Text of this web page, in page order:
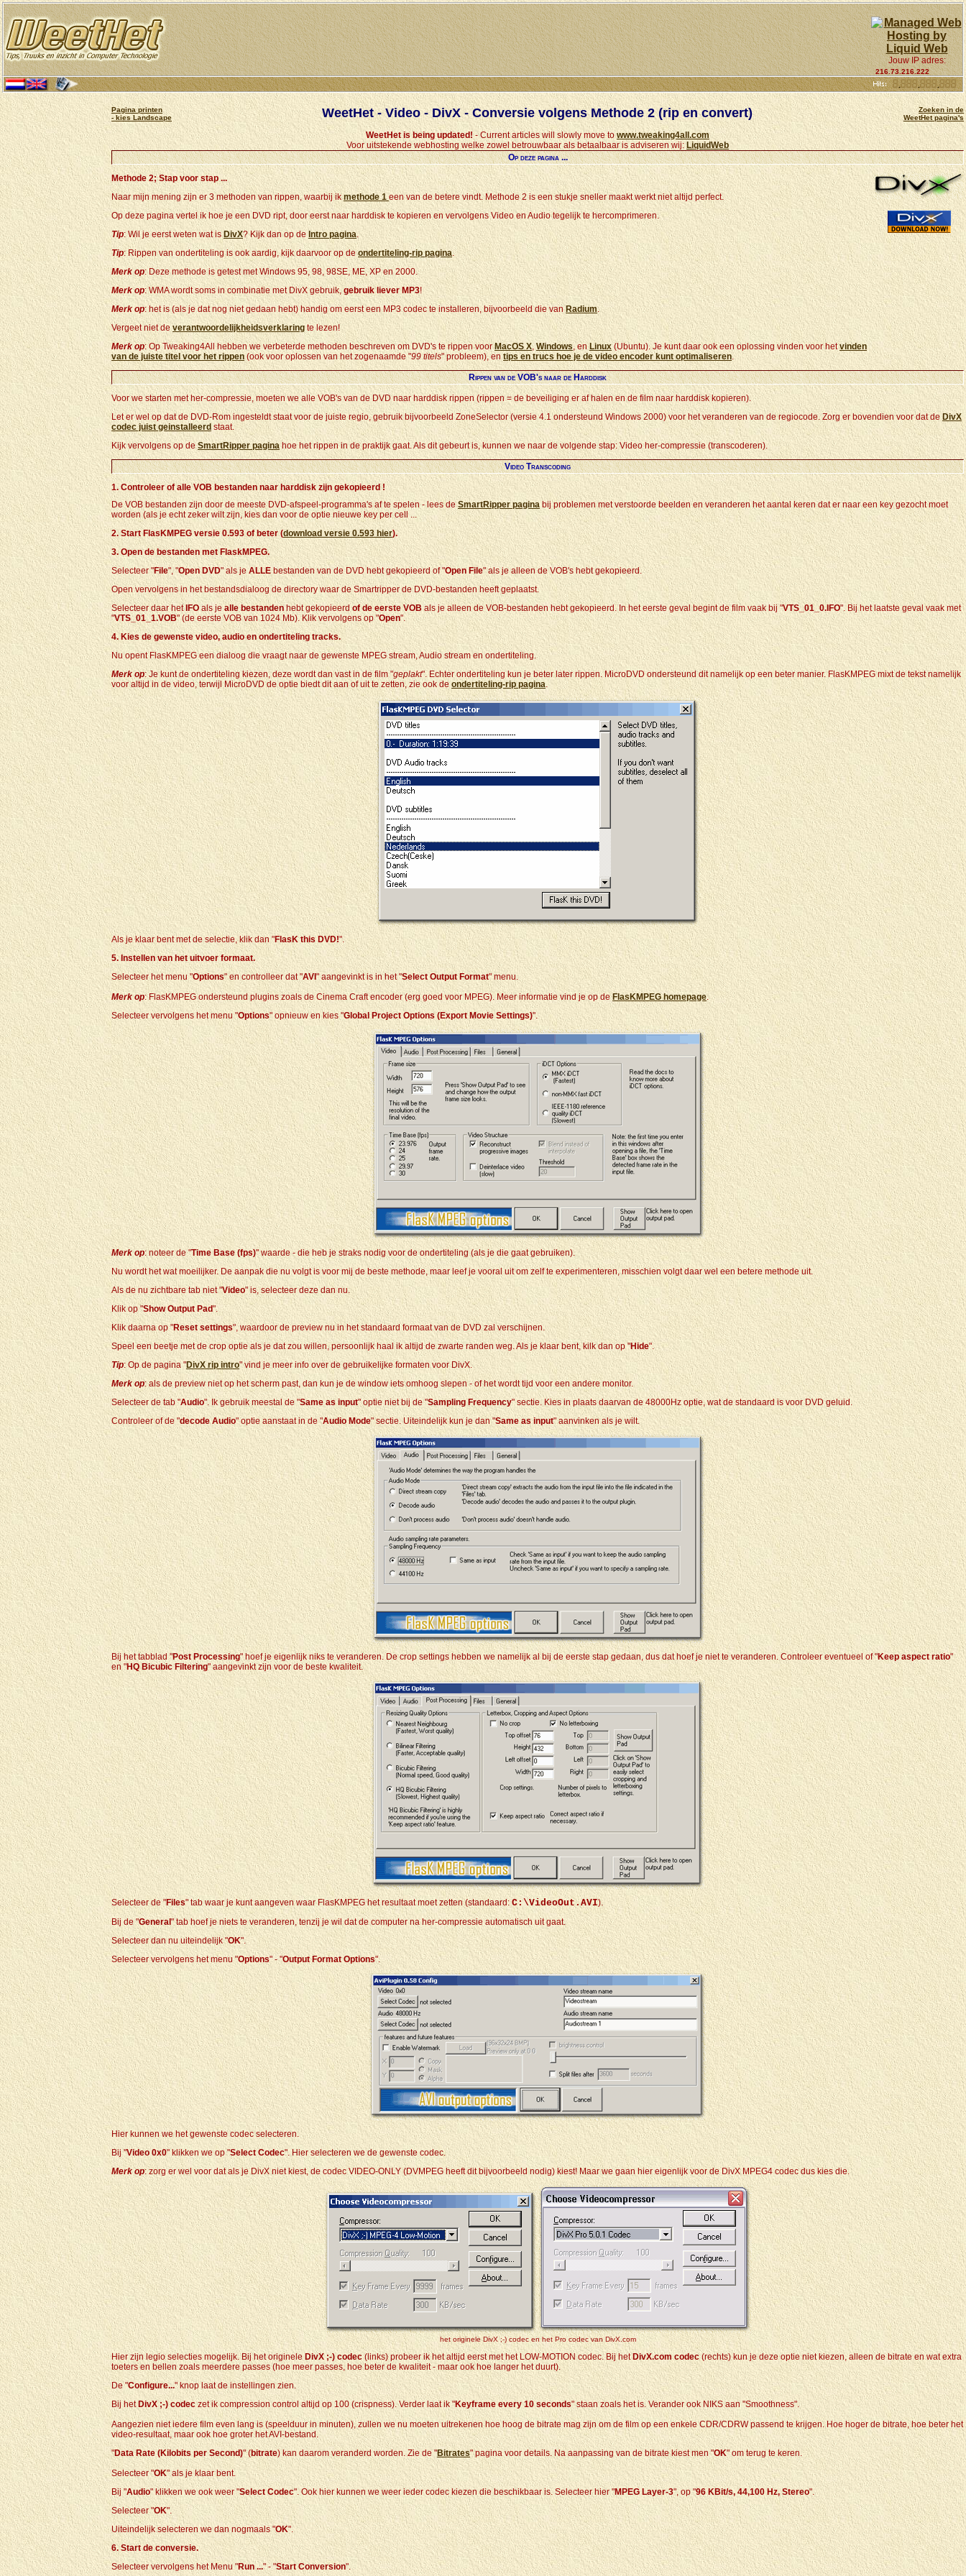
Jouw IP adres:
216.73.216.222
Pagina printen
- kies Landscape
WeetHet - Video - DivX - Conversie volgens Methode 2 (rip en convert)
Zoeken in de
WeetHet pagina's
WeetHet is being updated! - Current articles will slowly move towww.tweaking4all.com
Voor uitstekende webhosting welke zowel betrouwbaar als betaalbaar is adviseren wij: LiquidWeb
Op deze pagina ...
Methode 2; Stap voor stap ...
Naar mijn mening zijn er 3 methoden van rippen, waarbij ikmethode 1een van de betere vindt. Methode 2 is een stukje sneller maakt werkt niet altijd perfect.
Op deze pagina vertel ik hoe je een DVD ript, door eerst naar harddisk te kopieren en vervolgens Video en Audio tegelijk te hercomprimeren.
Tip: Wil je eerst weten wat isDivX? Kijk dan op de Intro pagina.
Tip: Rippen van ondertiteling is ook aardig, kijk daarvoor op deondertiteling-rip pagina.
Merk op: Deze methode is getest met Windows 95, 98, 98SE, ME, XP en 2000.
Merk op: WMA wordt soms in combinatie met DivX gebruik,gebruik liever MP3!
Merk op: het is (als je dat nog niet gedaan hebt) handig om eerst een MP3 codec te installeren, bijvoorbeeld die van Radium.
Vergeet niet deverantwoordelijkheidsverklaringte lezen!
Merk op: Op Tweaking4All hebben we verbeterde methoden beschreven om DVD's te rippen voorMacOS X, Windows, en Linux(Ubuntu). Je kunt daar ook een oplossing vinden voor hetvinden
van de juiste titel voor het rippen(ook voor oplossen van het zogenaamde "99 titels" probleem), entips en trucs hoe je de video encoder kunt optimaliseren.
Rippen van de VOB's naar de Harddisk
Voor we starten met her-compressie, moeten we alle VOB's van de DVD naar harddisk rippen (rippen = de beveiliging er af halen en de film naar harddisk kopieren).
Let er wel op dat de DVD-Rom ingesteldt staat voor de juiste regio, gebruik bijvoorbeeld ZoneSelector (versie 4.1 ondersteund Windows 2000) voor het veranderen van de regiocode. Zorg er bovendien voor dat de DivX
codec juist geinstalleerd staat.
Kijk vervolgens op deSmartRipper paginahoe het rippen in de praktijk gaat. Als dit gebeurt is, kunnen we naar de volgende stap: Video her-compressie (transcoderen).
Video Transcoding
1. Controleer of alle VOB bestanden naar harddisk zijn gekopieerd !
De VOB bestanden zijn door de meeste DVD-afspeel-programma's af te spelen - lees deSmartRipper paginabij problemen met verstoorde beelden en veranderen het aantal keren dat er naar een key gezocht moet
worden (als je echt zeker wilt zijn, kies dan voor de optie nieuwe key per cell ...
2. Start FlasKMPEG versie 0.593 of beter (download versie 0.593 hier).
3. Open de bestanden met FlaskMPEG.
Selecteer "File", "Open DVD" als je ALLEbestanden van de DVD hebt gekopieerd of "Open File" als je alleen de VOB's hebt gekopieerd.
Open vervolgens in het bestandsdialoog de directory waar de Smartripper de DVD-bestanden heeft geplaatst.
Selecteer daar het IFO als je alle bestandenhebt gekopieerdof de eerste VOB als je alleen de VOB-bestanden hebt gekopieerd. In het eerste geval begint de film vaak bij "VTS_01_0.IFO". Bij het laatste geval vaak met
"VTS_01_1.VOB" (de eerste VOB van 1024 Mb). Klik vervolgens op "Open".
4. Kies de gewenste video, audio en ondertiteling tracks.
Nu opent FlasKMPEG een dialoog die vraagt naar de gewenste MPEG stream, Audio stream en ondertiteling.
Merk op: Je kunt de ondertiteling kiezen, deze wordt dan vast in de film "geplakt". Echter ondertiteling kun je beter later rippen. MicroDVD ondersteund dit namelijk op een beter manier. FlasKMPEG mixt de tekst namelijk
voor altijd in de video, terwijl MicroDVD de optie biedt dit aan of uit te zetten, zie ook deondertiteling-rip pagina.
Als je klaar bent met de selectie, klik dan "FlasK this DVD!".
5. Instellen van het uitvoer formaat.
Selecteer het menu "Options" en controlleer dat "AVI " aangevinkt is in het "Select Output Format" menu.
Merk op: FlasKMPEG ondersteund plugins zoals de Cinema Craft encoder (erg goed voor MPEG). Meer informatie vind je op deFlasKMPEG homepage.
Selecteer vervolgens het menu "Options" opnieuw en kies "Global Project Options (Export Movie Settings)".
Merk op: noteer de "Time Base (fps)" waarde - die heb je straks nodig voor de ondertiteling (als je die gaat gebruiken).
Nu wordt het wat moeilijker. De aanpak die nu volgt is voor mij de beste methode, maar leef je vooral uit om zelf te experimenteren, misschien volgt daar wel een betere methode uit.
Als de nu zichtbare tab niet "Video" is, selecteer deze dan nu.
Klik op "Show Output Pad".
Klik daarna op "Reset settings", waardoor de preview nu in het standaard formaat van de DVD zal verschijnen.
Speel een beetje met de crop optie als je dat zou willen, persoonlijk haal ik altijd de zwarte randen weg. Als je klaar bent, kilk dan op "Hide".
Tip: Op de pagina "DivX rip intro" vind je meer info over de gebruikelijke formaten voor DivX.
Merk op: als de preview niet op het scherm past, dan kun je de window iets omhoog slepen - of het wordt tijd voor een andere monitor.
Selecteer de tab "Audio". Ik gebruik meestal de "Same as input" optie niet bij de "Sampling Frequency" sectie. Kies in plaats daarvan de 48000Hz optie, wat de standaard is voor DVD geluid.
Controleer of de "decode Audio" optie aanstaat in de "Audio Mode" sectie. Uiteindelijk kun je dan "Same as input" aanvinken als je wilt.
Bij het tabblad "Post Processing" hoef je eigenlijk niks te veranderen. De crop settings hebben we namelijk al bij de eerste stap gedaan, dus dat hoef je niet te veranderen. Controleer eventueel of "Keep aspect ratio"
en "HQ Bicubic Filtering" aangevinkt zijn voor de beste kwaliteit.
Selecteer de "Files" tab waar je kunt aangeven waar FlasKMPEG het resultaat moet zetten (standaard: C:\VideoOut.AVI).
Bij de "General " tab hoef je niets te veranderen, tenzij je wil dat de computer na her-compressie automatisch uit gaat.
Selecteer dan nu uiteindelijk "OK".
Selecteer vervolgens het menu "Options" - "Output Format Options".
Hier kunnen we het gewenste codec selecteren.
Bij "Video 0x0" klikken we op "Select Codec". Hier selecteren we de gewenste codec.
Merk op: zorg er wel voor dat als je DivX niet kiest, de codec VIDEO-ONLY (DVMPEG heeft dit bijvoorbeeld nodig) kiest! Maar we gaan hier eigenlijk voor de DivX MPEG4 codec dus kies die.
het originele DivX ;-) codec en het Pro codec van DivX.com
Hier zijn legio selecties mogelijk. Bij het originele DivX ;-) codec(links) probeer ik het altijd eerst met het LOW-MOTION codec. Bij hetDivX.com codec(rechts) kun je deze optie niet kiezen, alleen de bitrate en wat extra
toeters en bellen zoals meerdere passes (hoe meer passes, hoe beter de kwaliteit - maar ook hoe langer het duurt).
De "Configure..." knop laat de instellingen zien.
Bij het DivX ;-) codeczet ik compression control altijd op 100 (crispness). Verder laat ik "Keyframe every 10 seconds" staan zoals het is. Verander ook NIKS aan "Smoothness".
Aangezien niet iedere film even lang is (speelduur in minuten), zullen we nu moeten uitrekenen hoe hoog de bitrate mag zijn om de film op een enkele CDR/CDRW passend te krijgen. Hoe hoger de bitrate, hoe beter het
video-resultaat, maar ook hoe groter het AVI-bestand.
"Data Rate (Kilobits per Second)" (bitrate) kan daarom veranderd worden. Zie de "Bitrates" pagina voor details. Na aanpassing van de bitrate kiest men "OK" om terug te keren.
Selecteer "OK" als je klaar bent.
Bij "Audio" klikken we ook weer "Select Codec". Ook hier kunnen we weer ieder codec kiezen die beschikbaar is. Selecteer hier "MPEG Layer-3", op "96 KBit/s, 44,100 Hz, Stereo".
Selecteer "OK".
Uiteindelijk selecteren we dan nogmaals "OK".
6. Start de conversie.
Selecteer vervolgens het Menu "Run ..." - "Start Conversion".